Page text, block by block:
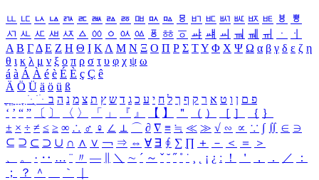
ㅥ ㅦ ㅧ ㅨ ㅩ ㅪ ㅫ ㅬ ㅭ ㅮ ㅯ ㅰ ㅱ ㅲ ㅳ ㅴ ㅵ ㅶ ㅷ ㅸ
ㅹ
ㅺ ㅻ ㅼ ㅽ ㅾ ㅿ ㆀ ㆁ ㆂ ㆃ ㆄ ㆅ ㆆ ㆇ ㆈ ㆉ ㆊ ㆋ ㆌ ㆍ
ㆎ
Α Β ΓΔ Ε Ζ Η Θ Ι ΚΛ Μ Ν Ξ Ο Π Ρ Σ ΤΥ Φ Χ Ψ Ω α β γ δ ε ζ η
θ ι κ λ μ ν ξ ο π ρ σ τ υ φ χ ψ ω
á à Á À é è É È ç Ç ê
Ä Ö Ü ä ö ü ß
ִֶֹ ֻּ ׁׂ פ ם ן ו ט א ר ק ף ך ל ח י ע כ ג ד ש ץ ת צ מ נ ה ב
‘ ’ “ ” 〔 〕 〈 〉 「 」 『 』 【 】 ＂ （ ） ［ ］ ｛ ｝
± × ÷ ≠ ≤ ≥ ∞ ∴ ♂ ♀ ∠ ⊥ ⌒ ∂ ∇ ≡ ≒ ≪ ≫ √ ∽ ∝ ∵ ∫ ∬ ∈ ∋
⊆ ⊇ ⊂ ⊃ ∪ ∩ ∧ ∨ ￢ ⇒ ⇔ ∀ ∃ ∮ ∑ ∏ ＋ － ＜ ＝
＞
、
。 · ‥ … ¨ 〃 ― ＼ ∼ ´ ～ ˇ ˘ ˝ ˚ ˙ ¸ ¡ ¿ ː ！ ＇ ， ． ／
：
；
？ ＾ ｀